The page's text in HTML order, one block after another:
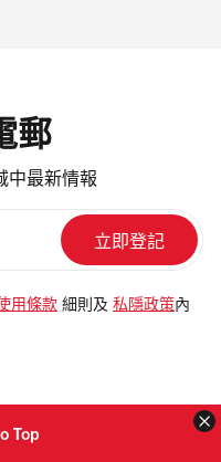
郵
中最新情報
用條款 細則及 私隱政策 內
Top